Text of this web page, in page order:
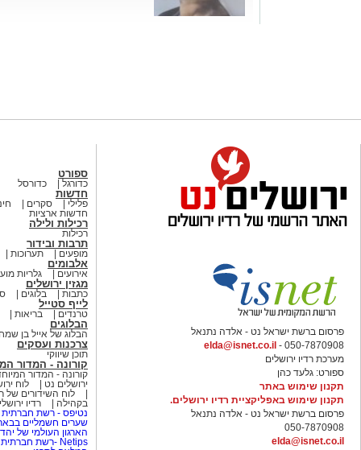
פרסום ברשת ישראל נט - אלדה נתנאל
050-7870908 -
elda@isnet.co.il
מערכת רדיו ירושלים
ספורט: גלעד כהן
תקנון שימוש באתר
תקנון שימוש באפליקציית רדיו ירושלים.
פרסום ברשת ישראל נט - אלדה נתנאל
050-7870908
elda@isnet.co.il
ספורט
כדורגל כדורסל
חדשות
פלילי סקרים
חדשות ארציות
רכילות ולילה
רכילות
תרבות ובידור
מופעים תערוכות
אלבומים
אירועים גלריות
מגזין ירושלים
כתבות בלוגים
לייף סטייל
טרנדים בריאות
הבלוגים
הבלוג של אייל בן
צרכנות ועסקים
תוכן שיווקי
קורונה - המדור
קורונה - המדור
ירושלים נט
לוח
לוח השידורים של
בקהילה
רדיו
נטיפס - רשת חברתית
שערים חשמליים
הארגון העולמי של
Netips -רשת חברתית לחכמת ההמונים